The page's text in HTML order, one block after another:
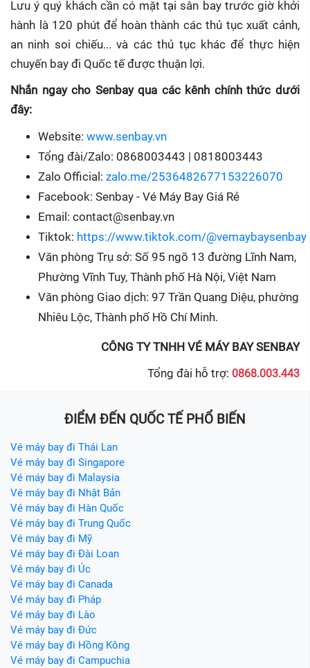
Lưu ý quý khách cần có mặt tại sân bay trước giờ khởi
hành là 120 phút để hoàn thành các thủ tục xuất cảnh,
an ninh soi chiếu... và các thủ tục khác để thực hiện
chuyến bay đi Quốc tế được thuận lợi.
Nhắn ngay cho Senbay qua các kênh chính thức dưới
đây:
Website: www.senbay.vn
Tổng đài/Zalo: 0868003443 | 0818003443
Zalo Official: zalo.me/2536482677153226070
Facebook: Senbay - Vé Máy Bay Giá Rẻ
Email: contact@senbay.vn
Tiktok: https://www.tiktok.com/@vemaybaysenbay
Văn phòng Trụ sở: Số 95 ngõ 13 đường Lĩnh Nam,
Phường Vĩnh Tuy, Thành phố Hà Nội, Việt Nam
Văn phòng Giao dịch: 97 Trần Quang Diệu, phường
Nhiêu Lộc, Thành phố Hồ Chí Minh.
CÔNG TY TNHH VÉ MÁY BAY SENBAY
Tổng đài hỗ trợ: 0868.003.443
ĐIỂM ĐẾN QUỐC TẾ PHỔ BIẾN
Vé máy bay đi Thái Lan
Vé máy bay đi Singapore
Vé máy bay đi Malaysia
Vé máy bay đi Nhật Bản
Vé máy bay đi Hàn Quốc
Vé máy bay đi Trung Quốc
Vé máy bay đi Mỹ
Vé máy bay đi Đài Loan
Vé máy bay đi Úc
Vé máy bay đi Canada
Vé máy bay đi Pháp
Vé máy bay đi Lào
Vé máy bay đi Đức
Vé máy bay đi Hồng Kông
Vé máy bay đi Campuchia